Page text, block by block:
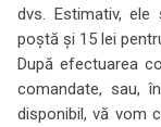
dvs. Estimativ,
poștă și 15 lei
După efectuarea
comandate, sau,
disponibil, vă vom